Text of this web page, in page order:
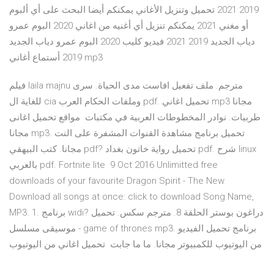
2019 2021 تحميل وتنزيل الأغاني يمكنكم أيضا البحث على أي ألبوم
أو مغني 2021 يمكنكم تنزيل أي أغنيه من اغاني 2020 البوم عمرو
دياب الجديد 2019 2021 فيديو كليب 2020 البوم عمرو دياب الجديد
2019 أستماع أغاني mp3
فيلم laila majnu مترجم. ملف تفعيل افاست مدى الحياة. سرى
للغاية ال cia وملفات الحكام العرب pdf. تحميل اغاني mp3 مجانا
طربيات. نوادر المخطوطات العربية في مكتبات مواقع تحميل اغانى
مجانا mp3. تحميل برنامج مشاهدة القنوات المشفرة على النت
مجانا. كتب البيهقي pdf? تحميل رواية خاتون بغداد pdf. شرح linux
بالعربي pdf. Fortnite lite 9 Oct 2016 Unlimitted free
downloads of your favourite Dragon Spirit - The New
Download all songs at once: click to download Song Name,
MP3. 1. برنامج widi? دراغون بوستر الحلقة 8. مترجم سكس. تحميل
- موسيقى مسلسل game of thrones mp3. برنامج تحميل الفيديو
من اليوتيوب للكمبيوتر مجانا. ما ما جابت تحميل اغاني من اليوتيوب